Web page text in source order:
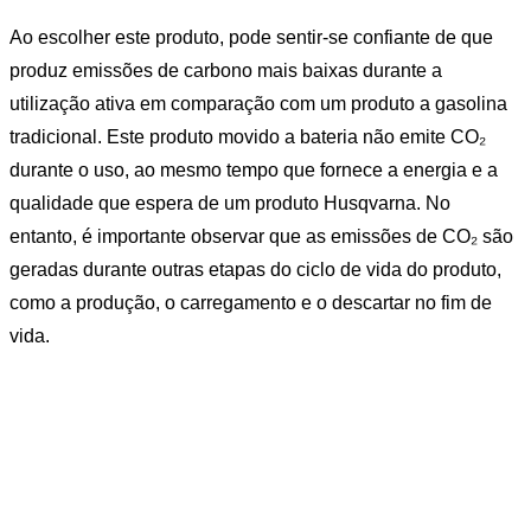
Ao escolher este produto, pode sentir-se confiante de que
produz emissões de carbono mais baixas durante a
utilização ativa em comparação com um produto a gasolina
tradicional. Este produto movido a bateria não emite CO₂
durante o uso, ao mesmo tempo que fornece a energia e a
qualidade que espera de um produto Husqvarna. No
entanto, é importante observar que as emissões de CO₂ são
geradas durante outras etapas do ciclo de vida do produto,
como a produção, o carregamento e o descartar no fim de
vida.